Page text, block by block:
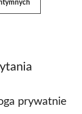
prywatnie